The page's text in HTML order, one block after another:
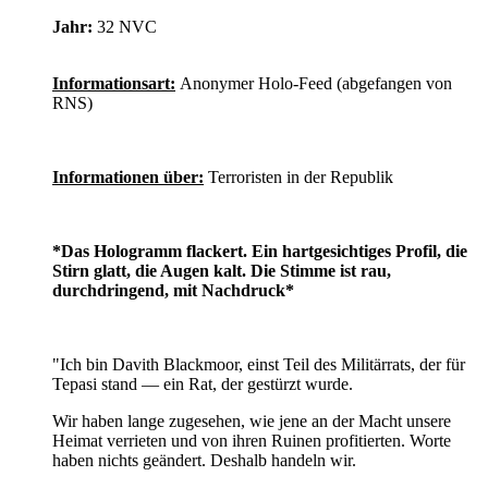
Jahr: 32 NVC
Informationsart: Anonymer Holo‑Feed (abgefangen von
RNS)
Informationen über: Terroristen in der Republik
*Das Hologramm flackert. Ein hartgesichtiges Profil, die
Stirn glatt, die Augen kalt. Die Stimme ist rau,
durchdringend, mit Nachdruck*
"Ich bin Davith Blackmoor, einst Teil des Militärrats, der für
Tepasi stand — ein Rat, der gestürzt wurde.
Wir haben lange zugesehen, wie jene an der Macht unsere
Heimat verrieten und von ihren Ruinen profitierten. Worte
haben nichts geändert. Deshalb handeln wir.